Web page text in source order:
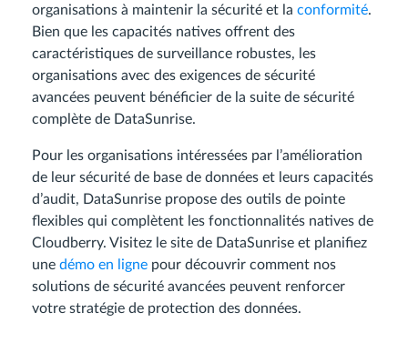
organisations à maintenir la sécurité et la conformité.
Bien que les capacités natives offrent des
caractéristiques de surveillance robustes, les
organisations avec des exigences de sécurité
avancées peuvent bénéficier de la suite de sécurité
complète de DataSunrise.
Pour les organisations intéressées par l’amélioration
de leur sécurité de base de données et leurs capacités
d’audit, DataSunrise propose des outils de pointe
flexibles qui complètent les fonctionnalités natives de
Cloudberry. Visitez le site de DataSunrise et planifiez
une démo en ligne pour découvrir comment nos
solutions de sécurité avancées peuvent renforcer
votre stratégie de protection des données.